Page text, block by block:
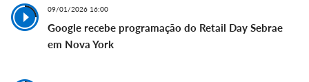
09/01/2026 16:00
Google recebe programação do Retail Day Sebrae
em Nova York